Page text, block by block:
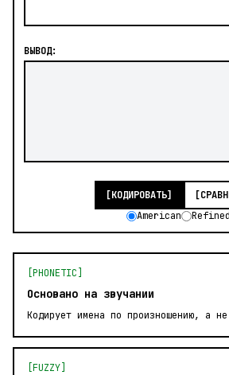
ВЫВОД:
[КОДИРОВАТЬ]
American
Refined
[PHONETIC]
Основано на звучании
Кодирует имена по произношению, а
[FUZZY]